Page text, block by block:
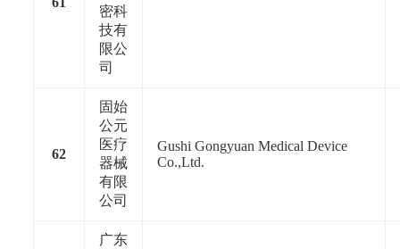
密科
技有
限公
司
62
固始
公元
医疗
器械
有限
公司
Gushi Gongyuan Medical Device
Co.,Ltd.
广东